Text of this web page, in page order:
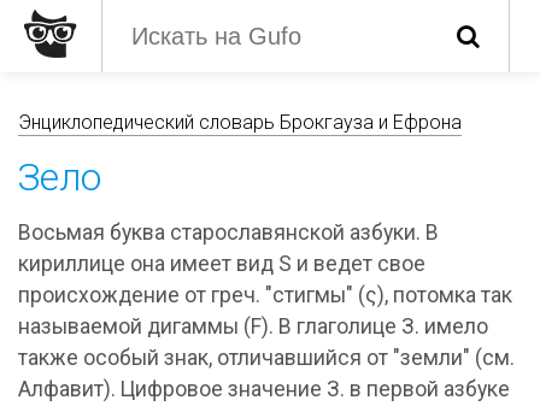
Энциклопедический словарь Брокгауза и Ефрона
Зело
Восьмая буква старославянской азбуки. В
кириллице она имеет вид S и ведет свое
происхождение от греч. "стигмы" (ς), потомка так
называемой дигаммы (F). В глаголице З. имело
также особый знак, отличавшийся от "земли" (см.
Алфавит). Цифровое значение З. в первой азбуке